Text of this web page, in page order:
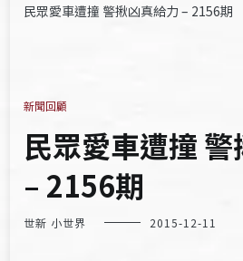
民眾愛車遭撞 警揪凶真給力 – 2156期
新聞回顧
民眾愛車遭撞
– 2156期
世新 小世界 2015-12-11